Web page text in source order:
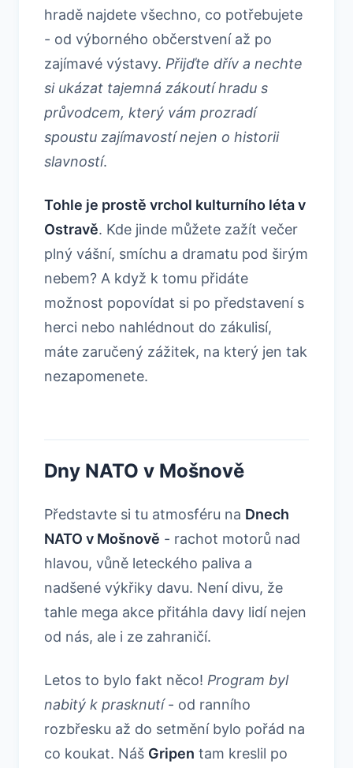
hradě najdete všechno, co potřebujete
- od výborného občerstvení až po
zajímavé výstavy. Přijďte dřív a nechte
si ukázat tajemná zákoutí hradu s
průvodcem, který vám prozradí
spoustu zajímavostí nejen o historii
slavností.
Tohle je prostě vrchol kulturního léta v
Ostravě. Kde jinde můžete zažít večer
plný vášní, smíchu a dramatu pod širým
nebem? A když k tomu přidáte
možnost popovídat si po představení s
herci nebo nahlédnout do zákulisí,
máte zaručený zážitek, na který jen tak
nezapomenete.
Dny NATO v Mošnově
Představte si tu atmosféru na Dnech
NATO v Mošnově - rachot motorů nad
hlavou, vůně leteckého paliva a
nadšené výkřiky davu. Není divu, že
tahle mega akce přitáhla davy lidí nejen
od nás, ale i ze zahraničí.
Letos to bylo fakt něco! Program byl
nabitý k prasknutí- od ranního
rozbřesku až do setmění bylo pořád na
co koukat. Náš Gripen tam kreslil po